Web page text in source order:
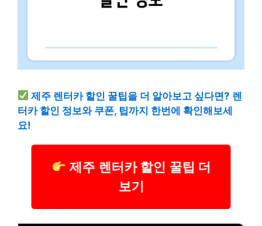
제주 렌터카 할인 꿀팁을 더 알아보고 싶다면? 렌
터카 할인 정보와 쿠폰, 팁까지 한번에 확인해보세
요!
제주 렌터카 할인 꿀팁 더
보기